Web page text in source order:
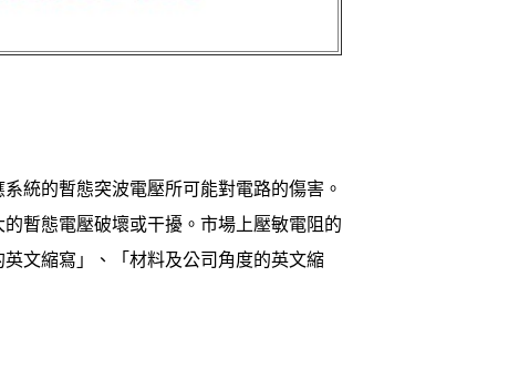
統的暫態突波電壓所可能對電路的傷害。
暫態電壓破壞或干擾。市場上壓敏電阻的
文縮寫」、「材料及公司角度的英文縮